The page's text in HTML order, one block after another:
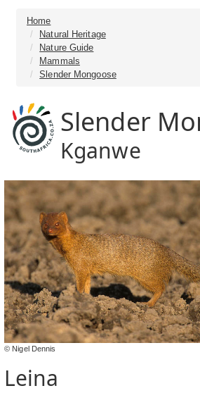
Home
Natural Heritage
Nature Guide
Mammals
Slender Mongoose
Slender
Kganwe
© Nigel Dennis
Leina